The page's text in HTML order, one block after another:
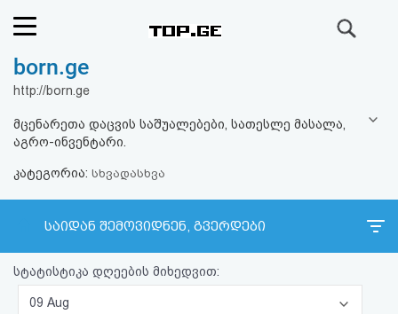
რეიტინგი
კითხვა-
პასუხი
ავტორიზაცია
born.ge
http://born.ge
მცენარეთა დაცვის საშუალებები, სათესლე მასალა,
აგრო-ინვენტარი.
კატეგორია: სხვადასხვა
საიდან შემოვიდნენ, გვერდები
სტატისტიკა დღეების მიხედვით:
09 Aug